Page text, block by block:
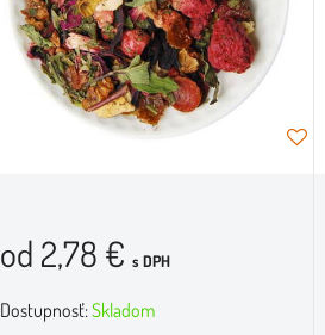
od 2,78 € s DPH
Dostupnosť:Skladom